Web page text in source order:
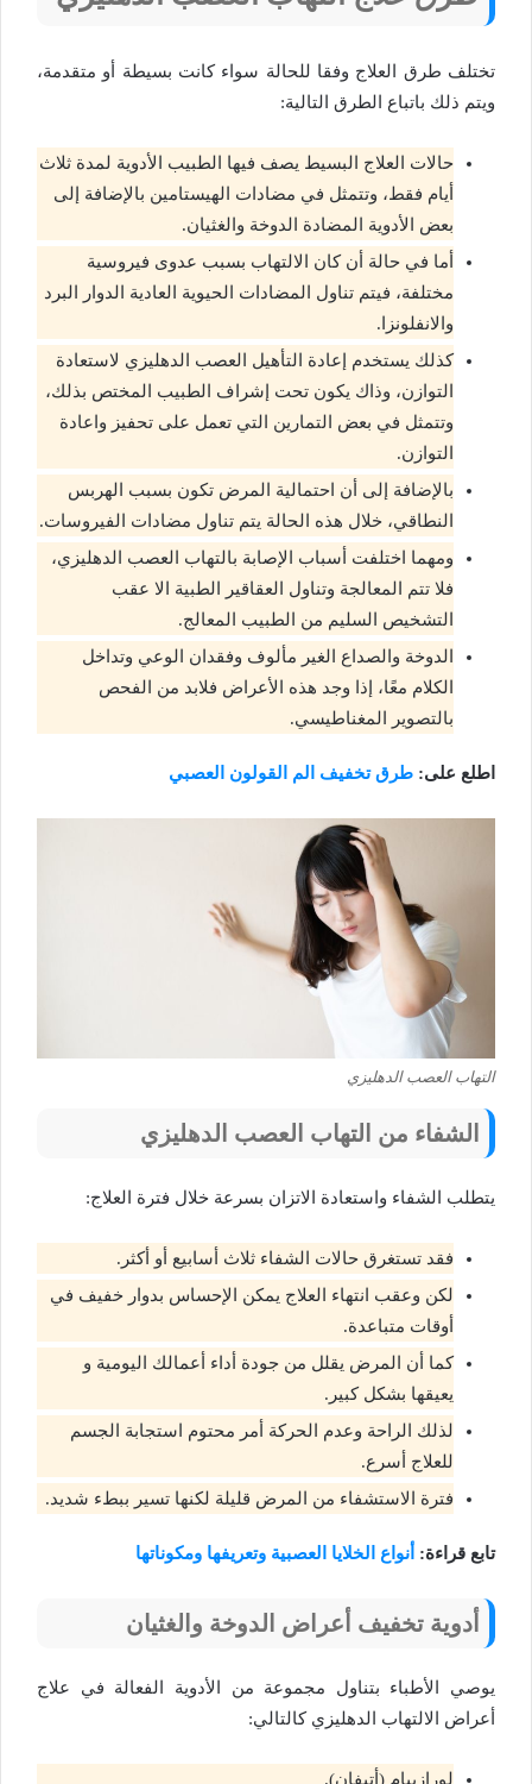
تختلف طرق العلاج وفقا للحالة سواء كانت بسيطة أو متقدمة،
ويتم ذلك باتباع الطرق التالية:
حالات العلاج البسيط يصف فيها الطبيب الأدوية لمدة ثلاث
أيام فقط، وتتمثل في مضادات الهيستامين بالإضافة إلى
بعض الأدوية المضادة الدوخة والغثيان.
أما في حالة أن كان الالتهاب بسبب عدوى فيروسية
مختلفة، فيتم تناول المضادات الحيوية العادية الدوار البرد
والانفلونزا.
كذلك يستخدم إعادة التأهيل العصب الدهليزي لاستعادة
التوازن، وذاك يكون تحت إشراف الطبيب المختص بذلك،
وتتمثل في بعض التمارين التي تعمل على تحفيز واعادة
التوازن.
بالإضافة إلى أن احتمالية المرض تكون بسبب الهربس
النطاقي، خلال هذه الحالة يتم تناول مضادات الفيروسات.
ومهما اختلفت أسباب الإصابة بالتهاب العصب الدهليزي،
فلا تتم المعالجة وتناول العقاقير الطبية الا عقب
التشخيص السليم من الطبيب المعالج.
الدوخة والصداع الغير مألوف وفقدان الوعي وتداخل
الكلام معًا، إذا وجد هذه الأعراض فلابد من الفحص
بالتصوير المغناطيسي.
اطلع على: طرق تخفيف الم القولون العصبي
التهاب العصب الدهليزي
الشفاء من التهاب العصب الدهليزي
يتطلب الشفاء واستعادة الاتزان بسرعة خلال فترة العلاج:
فقد تستغرق حالات الشفاء ثلاث أسابيع أو أكثر.
لكن وعقب انتهاء العلاج يمكن الإحساس بدوار خفيف في
أوقات متباعدة.
كما أن المرض يقلل من جودة أداء أعمالك اليومية و
يعيقها بشكل كبير.
لذلك الراحة وعدم الحركة أمر محتوم استجابة الجسم
للعلاج أسرع.
فترة الاستشفاء من المرض قليلة لكنها تسير ببطء شديد.
تابع قراءة: أنواع الخلايا العصبية وتعريفها ومكوناتها
أدوية تخفيف أعراض الدوخة والغثيان
يوصي الأطباء بتناول مجموعة من الأدوية الفعالة في علاج
أعراض الالتهاب الدهليزي كالتالي:
لورازيبام (أتيفان).